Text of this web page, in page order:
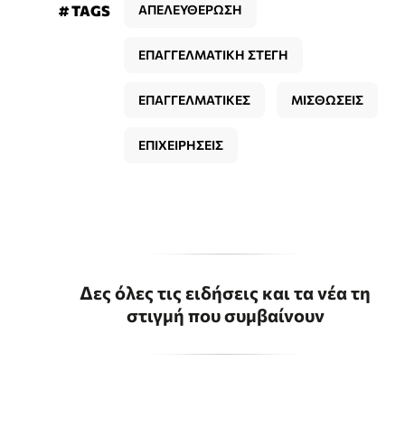
# TAGS ΑΠΕΛΕΥΘΕΡΩΣΗ
ΕΠΑΓΓΕΛΜΑΤΙΚΗ ΣΤΕΓΗ
ΕΠΑΓΓΕΛΜΑΤΙΚΕΣ ΜΙΣΘΩΣΕΙΣ
ΕΠΙΧΕΙΡΗΣΕΙΣ
Δες όλες τις ειδήσεις και τα νέα τη
στιγμή που συμβαίνουν